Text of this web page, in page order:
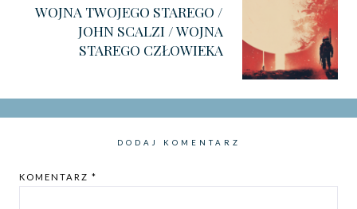
WOJNA TWOJEGO STAREGO /
JOHN SCALZI / WOJNA
STAREGO CZŁOWIEKA
DODAJ KOMENTARZ
KOMENTARZ *